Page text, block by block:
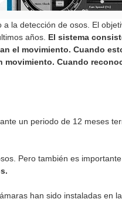
la detección de osos. El
años. El sistema
el movimiento. Cuando
Cuando
un periodo de 12 meses
Pero también es
han sido instaladas en